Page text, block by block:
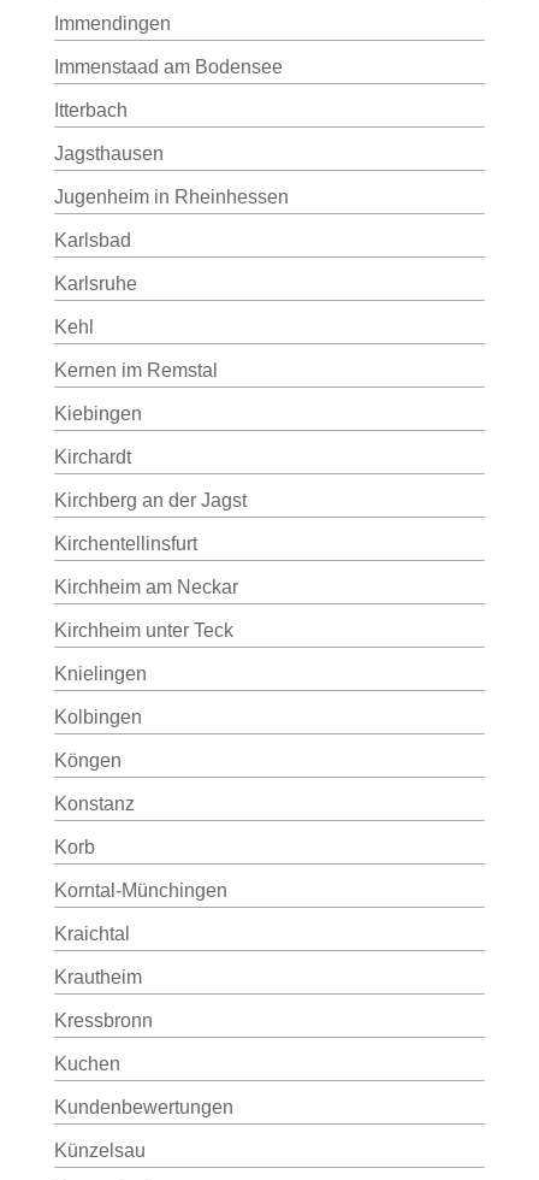
Immendingen
Immenstaad am Bodensee
Itterbach
Jagsthausen
Jugenheim in Rheinhessen
Karlsbad
Karlsruhe
Kehl
Kernen im Remstal
Kiebingen
Kirchardt
Kirchberg an der Jagst
Kirchentellinsfurt
Kirchheim am Neckar
Kirchheim unter Teck
Knielingen
Kolbingen
Köngen
Konstanz
Korb
Korntal-Münchingen
Kraichtal
Krautheim
Kressbronn
Kuchen
Kundenbewertungen
Künzelsau